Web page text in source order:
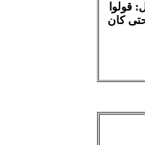
قولوا
حتى كان